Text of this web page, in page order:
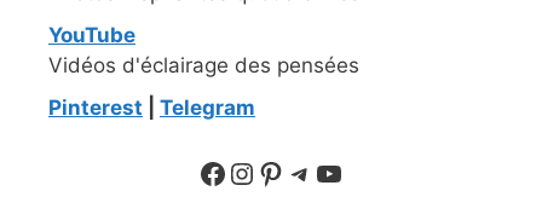
YouTube
Vidéos d'éclairage des pensées
Pinterest
Telegram
Suivre sur Facebook
Suivre sur Instagram
Pinterest
Sur Telegram
YouTube